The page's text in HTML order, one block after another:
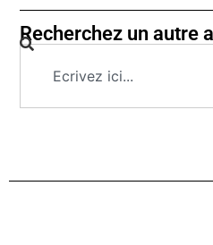
Recherchez un autre